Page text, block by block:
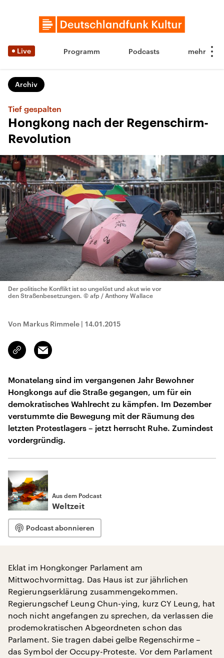
Live Programm Podcasts
Archiv
Tief gespalten
Hongkong nach der Regenschirm-
Revolution
Der politische Konflikt ist so ungelöst und akut wie vor
den Straßenbesetzungen. © afp / Anthony Wallace
Von Markus Rimmele | 14.01.2015
Link
kopieren/teilen
Email
Monatelang sind im vergangenen Jahr Bewohner
Hongkongs auf die Straße gegangen, um für ein
demokratisches Wahlrecht zu kämpfen. Im Dezember
verstummte die Bewegung mit der Räumung des
letzten Protestlagers – jetzt herrscht Ruhe. Zumindest
vordergründig.
Aus dem Podcast
Weltzeit
Podcast abonnieren
Eklat im Hongkonger Parlament am
Mittwochvormittag. Das Haus ist zur jährlichen
Regierungserklärung zusammengekommen.
Regierungschef Leung Chun-ying, kurz CY Leung, hat
noch nicht angefangen zu sprechen, da verlassen die
prodemokratischen Abgeordneten schon das
Parlament. Sie tragen dabei gelbe Regenschirme –
das Symbol der Occupy-Proteste. Vor dem Parlament